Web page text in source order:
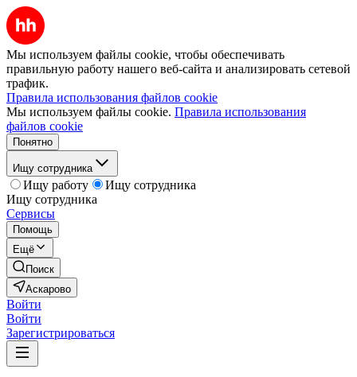
Мы используем файлы cookie, чтобы обеспечивать
правильную работу нашего веб-сайта и анализировать сетевой
трафик.
Правила использования файлов cookie
Мы используем файлы cookie. Правила использования
файлов cookie
Понятно
Ищу сотрудника
Ищу работу
Ищу сотрудника
Ищу сотрудника
Сервисы
Помощь
Ещё
Поиск
Аскарово
Войти
Войти
Зарегистрироваться